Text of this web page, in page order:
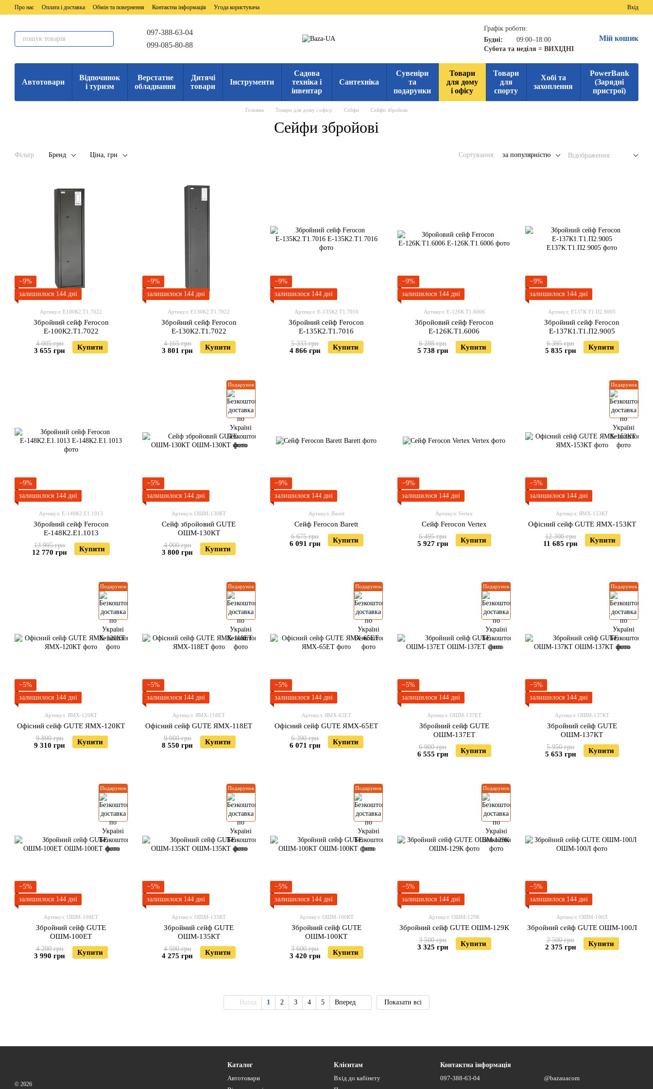
Перейти до основного контенту
Про нас Оплата і доставка Обмін та повернення Контактна інформація Угода користувача Вхід
097-388-63-04
099-085-80-88
Графік роботи:
Будні:
09:00–18:00
Субота та неділя = ВИХІДНІ
Мій кошик
Автотовари
Відпочинок
і туризм
Верстатне
обладнання
Дитячі
товари
Інструменти
Садова
техніка і
інвентар
Сантехніка
Сувеніри
та
подарунки
Товари
для дому
і офісу
Товари
для
спорту
Хобі та
захоплення
PowerBank
(Зарядні
пристрої)
Головна Товари для дому і офісу Сейфи Сейфи збройові
Сейфи збройові
Фільтр Бренд Ціна, грн Сортування: за популярністю Відображення:
−9%
залишилося 144 дні
Артикул: Е100К2.Т1.7022
Збройний сейф Ferocon
Е-100К2.Т1.7022
4 005 грн
3 655 грн Купити
−9%
залишилося 144 дні
Артикул: Е130К2.Т1.7022
Збройний сейф Ferocon
Е-130К2.Т1.7022
4 165 грн
3 801 грн Купити
−9%
залишилося 144 дні
Артикул: Е-135К2.Т1.7016
Збройний сейф Ferocon
Е-135К2.Т1.7016
5 333 грн
4 866 грн Купити
−9%
залишилося 144 дні
Артикул: Е-126К.Т1.6006
Збройовий сейф Ferocon
Е-126К.Т1.6006
6 288 грн
5 738 грн Купити
−9%
залишилося 144 дні
Артикул: Е137К.Т1.П2.9005
Збройний сейф Ferocon
Е-137К1.Т1.П2.9005
6 395 грн
5 835 грн Купити
−9%
залишилося 144 дні
Артикул: Е-148К2.Е1.1013
Збройний сейф Ferocon
Е-148К2.Е1.1013
13 995 грн
12 770 грн Купити
Подарунок
−5%
залишилося 144 дні
Артикул: ОШМ-130КТ
Сейф збройовий GUTE
ОШМ-130КТ
4 000 грн
3 800 грн Купити
−9%
залишилося 144 дні
Артикул: Barett
Сейф Ferocon Barett
6 675 грн
6 091 грн Купити
−9%
залишилося 144 дні
Артикул: Vertex
Сейф Ferocon Vertex
6 495 грн
5 927 грн Купити
Подарунок
−5%
залишилося 144 дні
Артикул: ЯМХ-153КТ
Офісний сейф GUTE ЯМХ-153КТ
12 300 грн
11 685 грн Купити
Подарунок
−5%
залишилося 144 дні
Артикул: ЯМХ-120КТ
Офісний сейф GUTE ЯМХ-120КТ
9 800 грн
9 310 грн Купити
Подарунок
−5%
залишилося 144 дні
Артикул: ЯМХ-118ЕТ
Офісний сейф GUTE ЯМХ-118ЕТ
9 000 грн
8 550 грн Купити
Подарунок
−5%
залишилося 144 дні
Артикул: ЯМХ-65ЕТ
Офісний сейф GUTE ЯМХ-65ЕТ
6 390 грн
6 071 грн Купити
Подарунок
−5%
залишилося 144 дні
Артикул: ОШМ-137ЕТ
Збройний сейф GUTE
ОШМ-137ЕТ
6 900 грн
6 555 грн Купити
Подарунок
−5%
залишилося 144 дні
Артикул: ОШМ-137КТ
Збройний сейф GUTE
ОШМ-137КТ
5 950 грн
5 653 грн Купити
Подарунок
−5%
залишилося 144 дні
Артикул: ОШМ-100ЕТ
Збройний сейф GUTE
ОШМ-100ЕТ
4 200 грн
3 990 грн Купити
Подарунок
−5%
залишилося 144 дні
Артикул: ОШМ-135КТ
Збройний сейф GUTE
ОШМ-135КТ
4 500 грн
4 275 грн Купити
Подарунок
−5%
залишилося 144 дні
Артикул: ОШМ-100КТ
Збройний сейф GUTE
ОШМ-100КТ
3 600 грн
3 420 грн Купити
Подарунок
−5%
залишилося 144 дні
Артикул: ОШМ-129К
Збройний сейф GUTE ОШМ-129К
3 500 грн
3 325 грн Купити
−5%
залишилося 144 дні
Артикул: ОШМ-100Л
Збройний сейф GUTE ОШМ-100Л
2 500 грн
2 375 грн Купити
Назад 1 2 3 4 5 Вперед Показати всі
© 2026
Каталог
Автотовари
Клієнтам
Вхід до кабінету
Контактна інформація
097-388-63-04
@bazauacom